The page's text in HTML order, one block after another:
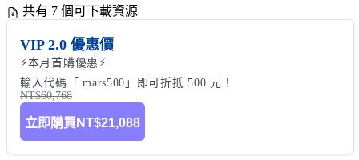
共有 7 個可下載資源
VIP 2.0 優惠價
⚡本月首購優惠⚡
輸入代碼「 mars500」即可折抵 500 元！
NT$60,768
立即購買 NT$21,088